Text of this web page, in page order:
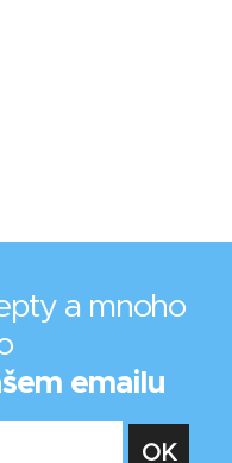
a mnoho
emailu